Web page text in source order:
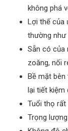
không phá
Lợi thế của
thường như
Sẵn có của
zoăng, nối
Bề mặt
lại tiết
Tuổi thọ rất
Trọng